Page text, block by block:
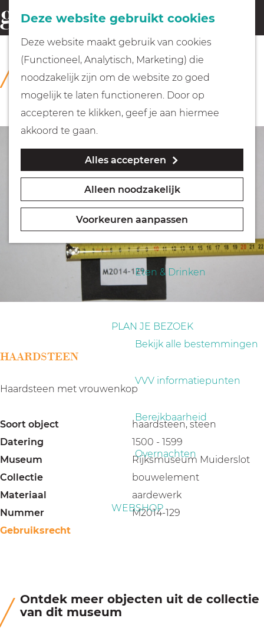
Deze website gebruikt cookies
Deze website maakt gebruik van cookies
(Functioneel, Analytisch, Marketing) die
noodzakelijk zijn om de website zo goed
mogelijk te laten functioneren. Door op
accepteren te klikken, geef je aan hiermee
akkoord te gaan.
Alles accepteren
Alleen noodzakelijk
Voorkeuren aanpassen
G
a
r
e
Fietsen
Wandelen
Geocachen
Naar het museum
Eten & Drinken
PLAN JE BEZOEK
Bekijk alle bestemmingen
VVV informatiepunten
Bereikbaarheid
Overnachten
WEBSHOP
o
e
k
e
n
COLLECTIE
Rijksmuseum Muiderslot
HAARDSTEEN
Haardsteen met vrouwenkop
Soort object
haardsteen, steen
Datering
1500 - 1599
Museum
Rijksmuseum Muiderslot
Collectie
bouwelement
Materiaal
aardewerk
Nummer
M2014-129
Gebruiksrecht
Ontdek meer objecten uit de collectie
van dit museum